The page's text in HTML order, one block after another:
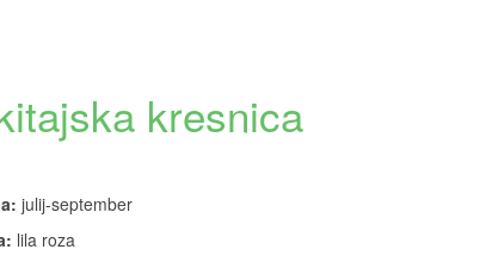
kresnica
julij-september
lila roza